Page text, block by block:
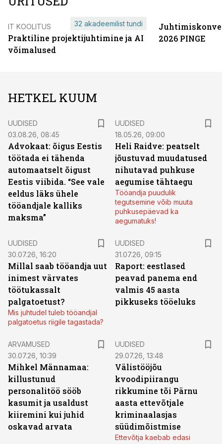
IT KOOLITUS
Praktiline projektijuhtimine ja AI
võimalused
32 akadeemilist tundi
2026 PINGE
HETKEL KUUM
UUDISED
03.08.26, 08:45
Advokaat: õigus Eestis
töötada ei tähenda
automaatselt õigust
Eestis viibida. “See vale
eeldus läks ühele
tööandjale kalliks
maksma”
UUDISED
18.05.26, 09:00
Heli Raidve: peatselt
jõustuvad muudatused
nihutavad puhkuse
aegumise tähtaegu
Tööandja puudulik
tegutsemine võib muuta
puhkusepäevad ka
aegumatuks!
UUDISED
30.07.26, 16:20
Millal saab tööandja uut
inimest värvates
töötukassalt
palgatoetust?
Mis juhtudel tuleb tööandjal
palgatoetus riigile tagastada?
UUDISED
31.07.26, 09:15
Raport: eestlased
peavad panema end
valmis 45 aasta
pikkuseks tööeluks
ARVAMUSED
30.07.26, 10:39
Mihkel Männamaa:
killustunud
personalitöö sööb
kasumit ja usaldust
kiiremini kui juhid
oskavad arvata
UUDISED
29.07.26, 13:48
Välistööjõu
kvoodipiirangu
rikkumine tõi Pärnu
aasta ettevõtjale
kriminaalasjas
süüdimõistmise
Ettevõtja kaebab edasi